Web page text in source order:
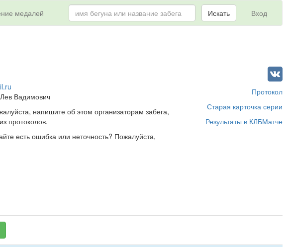
медалей Вход
Искать
Вадимович
напишите об этом организаторам забега,
протоколов.
есть ошибка или неточность? Пожалуйста,
Протокол
Старая карточка серии
Результаты в КЛБМатче